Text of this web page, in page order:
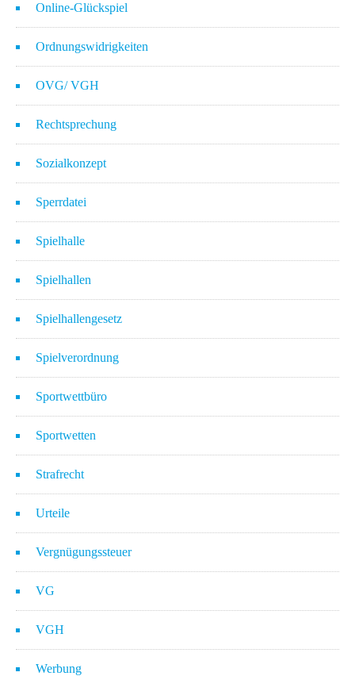
Online-Glückspiel
Ordnungswidrigkeiten
OVG/ VGH
Rechtsprechung
Sozialkonzept
Sperrdatei
Spielhalle
Spielhallen
Spielhallengesetz
Spielverordnung
Sportwettbüro
Sportwetten
Strafrecht
Urteile
Vergnügungssteuer
VG
VGH
Werbung